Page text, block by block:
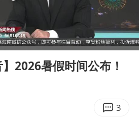
金饰克价一夜涨回1300元
梁家辉：到内地拍戏不是北上是回归
海豚将正面袭击贯穿浙江
店回应车内过夜被收150元
00:54
】2026暑假时间公布！
3